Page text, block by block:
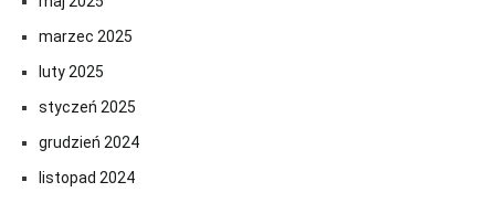
marzec 2025
luty 2025
styczeń 2025
grudzień 2024
listopad 2024